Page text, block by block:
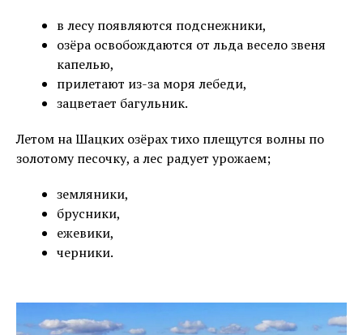
в лесу появляются подснежники,
озёра освобождаются от льда весело звеня
капелью,
прилетают из-за моря лебеди,
зацветает багульник.
Летом на Шацких озёрах тихо плещутся волны по
золотому песочку, а лес радует урожаем;
земляники,
брусники,
ежевики,
черники.